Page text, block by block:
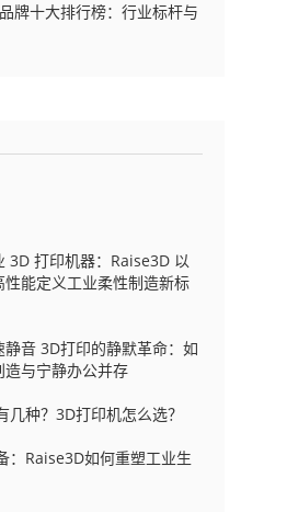
牌十大排行榜：行业标杆与
3D 打印机器：Raise3D 以
性能定义工业柔性制造新标
静音 3D打印的静默革命：如
造与宁静办公并存
几种？3D打印机怎么选？
：Raise3D如何重塑工业生